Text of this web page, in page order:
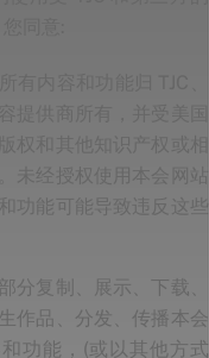
功能可能导致违反这些
分复制、展示、下载、
作品、分发、传播本会
功能，(或以其他方式